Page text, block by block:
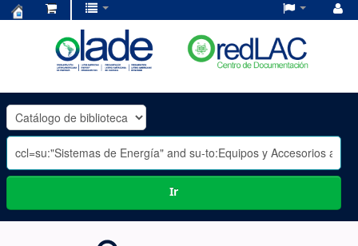
OLADE
-
Ir